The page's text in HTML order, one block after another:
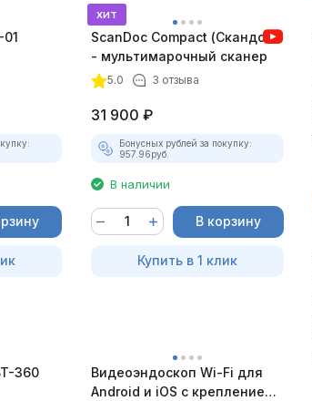
хит
ScanDoc Compact (Скандок)
- мультимарочный сканер
5.0 3 отзыва
31 900 ₽
Бонусных рублей за покупку:
957.96руб.
В наличии
В корзину
Купить в 1 клик
360
Видеоэндоскоп Wi-Fi для
Android и iOS с креплением